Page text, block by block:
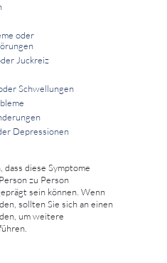
oder
Juckreiz
Schwellungen
Depressionen
diese Symptome
zu Person
sein können. Wenn
sollten Sie sich an einen
um weitere